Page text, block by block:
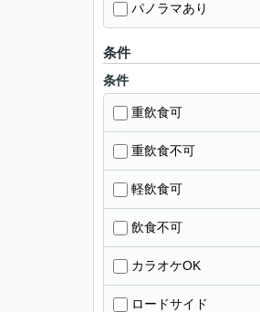
パノラマあり
条件
条件
重飲食可
重飲食不可
軽飲食可
飲食不可
カラオケOK
ロードサイド